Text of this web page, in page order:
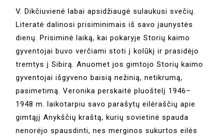
V. Dikčiuvienė labai apsidžiaugė sulaukusi svečių.
Literatė dalinosi prisiminimais iš savo jaunystės
dienų. Prisiminė laiką, kai pokaryje Storių kaimo
gyventojai buvo verčiami stoti į kolūkį ir prasidėjo
tremtys į Sibirą. Anuomet jos gimtojo Storių kaimo
gyventojai išgyveno baisią nežinią, netikrumą,
pasimetimą. Veronika perskaitė pluoštelį 1946–
1948 m. laikotarpiu savo parašytų eilėraščių apie
gimtąjį Anykščių kraštą, kurių sovietinė spauda
nenorėjo spausdinti, nes merginos sukurtos eilės